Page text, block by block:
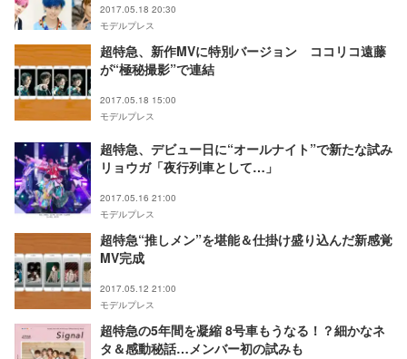
2017.05.18 20:30
モデルプレス
超特急、新作MVに特別バージョン ココリコ遠藤
が“極秘撮影”で連結
2017.05.18 15:00
モデルプレス
超特急、デビュー日に“オールナイト”で新たな試み
リョウガ「夜行列車として…」
2017.05.16 21:00
モデルプレス
超特急“推しメン”を堪能＆仕掛け盛り込んだ新感覚
MV完成
2017.05.12 21:00
モデルプレス
超特急の5年間を凝縮 8号車もうなる！？細かなネ
タ＆感動秘話…メンバー初の試みも